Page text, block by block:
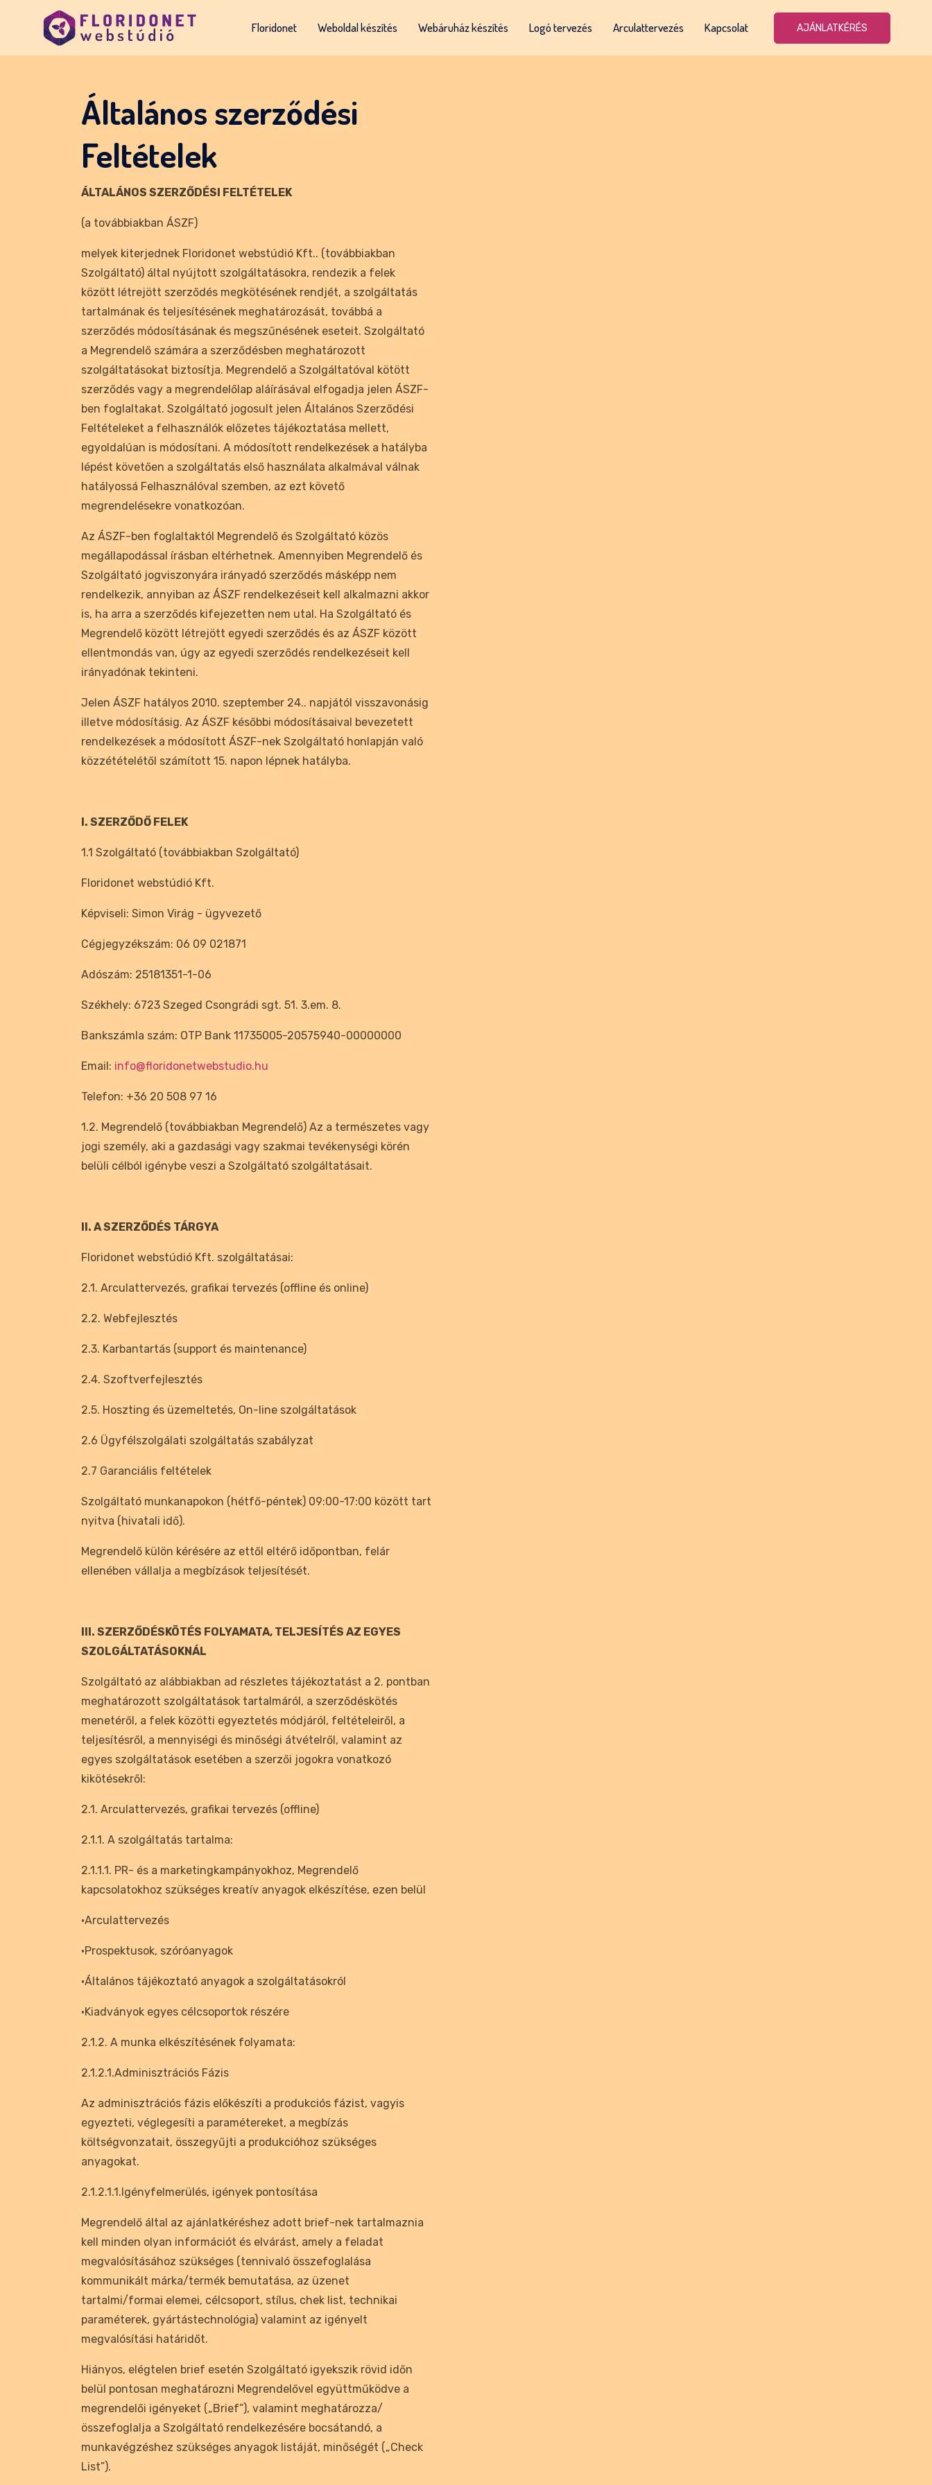
Floridonet Weboldal készítés Webáruház készítés Logó tervezés Arculattervezés Kapcsolat AJÁNLATKÉRÉS
Általános szerződési
Feltételek
ÁLTALÁNOS SZERZŐDÉSI FELTÉTELEK
(a továbbiakban ÁSZF)
melyek kiterjednek Floridonet webstúdió Kft.. (továbbiakban
Szolgáltató) által nyújtott szolgáltatásokra, rendezik a felek
között létrejött szerződés megkötésének rendjét, a szolgáltatás
tartalmának és teljesítésének meghatározását, továbbá a
szerződés módosításának és megszűnésének eseteit. Szolgáltató
a Megrendelő számára a szerződésben meghatározott
szolgáltatásokat biztosítja. Megrendelő a Szolgáltatóval kötött
szerződés vagy a megrendelőlap aláírásával elfogadja jelen ÁSZF-
ben foglaltakat. Szolgáltató jogosult jelen Általános Szerződési
Feltételeket a felhasználók előzetes tájékoztatása mellett,
egyoldalúan is módosítani. A módosított rendelkezések a hatályba
lépést követően a szolgáltatás első használata alkalmával válnak
hatályossá Felhasználóval szemben, az ezt követő
megrendelésekre vonatkozóan.
Az ÁSZF-ben foglaltaktól Megrendelő és Szolgáltató közös
megállapodással írásban eltérhetnek. Amennyiben Megrendelő és
Szolgáltató jogviszonyára irányadó szerződés másképp nem
rendelkezik, annyiban az ÁSZF rendelkezéseit kell alkalmazni akkor
is, ha arra a szerződés kifejezetten nem utal. Ha Szolgáltató és
Megrendelő között létrejött egyedi szerződés és az ÁSZF között
ellentmondás van, úgy az egyedi szerződés rendelkezéseit kell
irányadónak tekinteni.
Jelen ÁSZF hatályos 2010. szeptember 24.. napjától visszavonásig
illetve módosításig. Az ÁSZF későbbi módosításaival bevezetett
rendelkezések a módosított ÁSZF-nek Szolgáltató honlapján való
közzétételétől számított 15. napon lépnek hatályba.
I. SZERZŐDŐ FELEK
1.1 Szolgáltató (továbbiakban Szolgáltató)
Floridonet webstúdió Kft.
Képviseli: Simon Virág - ügyvezető
Cégjegyzékszám: 06 09 021871
Adószám: 25181351-1-06
Székhely: 6723 Szeged Csongrádi sgt. 51. 3.em. 8.
Bankszámla szám: OTP Bank 11735005-20575940-00000000
Email: info@floridonetwebstudio.hu
Telefon: +36 20 508 97 16
1.2. Megrendelő (továbbiakban Megrendelő) Az a természetes vagy
jogi személy, aki a gazdasági vagy szakmai tevékenységi körén
belüli célból igénybe veszi a Szolgáltató szolgáltatásait.
II. A SZERZŐDÉS TÁRGYA
Floridonet webstúdió Kft. szolgáltatásai:
2.1. Arculattervezés, grafikai tervezés (offline és online)
2.2. Webfejlesztés
2.3. Karbantartás (support és maintenance)
2.4. Szoftverfejlesztés
2.5. Hoszting és üzemeltetés, On-line szolgáltatások
2.6 Ügyfélszolgálati szolgáltatás szabályzat
2.7 Garanciális feltételek
Szolgáltató munkanapokon (hétfő-péntek) 09:00-17:00 között tart
nyitva (hivatali idő).
Megrendelő külön kérésére az ettől eltérő időpontban, felár
ellenében vállalja a megbízások teljesítését.
III. SZERZŐDÉSKÖTÉS FOLYAMATA, TELJESÍTÉS AZ EGYES
SZOLGÁLTATÁSOKNÁL
Szolgáltató az alábbiakban ad részletes tájékoztatást a 2. pontban
meghatározott szolgáltatások tartalmáról, a szerződéskötés
menetéről, a felek közötti egyeztetés módjáról, feltételeiről, a
teljesítésről, a mennyiségi és minőségi átvételről, valamint az
egyes szolgáltatások esetében a szerzői jogokra vonatkozó
kikötésekről:
2.1. Arculattervezés, grafikai tervezés (offline)
2.1.1. A szolgáltatás tartalma:
2.1.1.1. PR- és a marketingkampányokhoz, Megrendelő
kapcsolatokhoz szükséges kreatív anyagok elkészítése, ezen belül
•Arculattervezés
•Prospektusok, szóróanyagok
•Általános tájékoztató anyagok a szolgáltatásokról
•Kiadványok egyes célcsoportok részére
2.1.2. A munka elkészítésének folyamata:
2.1.2.1.Adminisztrációs Fázis
Az adminisztrációs fázis előkészíti a produkciós fázist, vagyis
egyezteti, véglegesíti a paramétereket, a megbízás
költségvonzatait, összegyűjti a produkcióhoz szükséges
anyagokat.
2.1.2.1.1.Igényfelmerülés, igények pontosítása
Megrendelő által az ajánlatkéréshez adott brief-nek tartalmaznia
kell minden olyan információt és elvárást, amely a feladat
megvalósításához szükséges (tennivaló összefoglalása
kommunikált márka/termék bemutatása, az üzenet
tartalmi/formai elemei, célcsoport, stílus, chek list, technikai
paraméterek, gyártástechnológia) valamint az igényelt
megvalósítási határidőt.
Hiányos, elégtelen brief esetén Szolgáltató igyekszik rövid időn
belül pontosan meghatározni Megrendelővel együttműködve a
megrendelői igényeket („Brief”), valamint meghatározza/
összefoglalja a Szolgáltató rendelkezésére bocsátandó, a
munkavégzéshez szükséges anyagok listáját, minőségét („Check
List”).